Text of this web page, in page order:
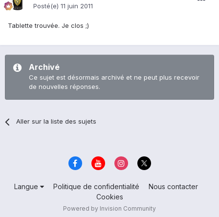
Posté(e) 11 juin 2011
Tablette trouvée. Je clos ;)
Archivé
Ce sujet est désormais archivé et ne peut plus recevoir
de nouvelles réponses.
Aller sur la liste des sujets
Langue Politique de confidentialité
Nous contacter
Cookies
Powered by Invision Community